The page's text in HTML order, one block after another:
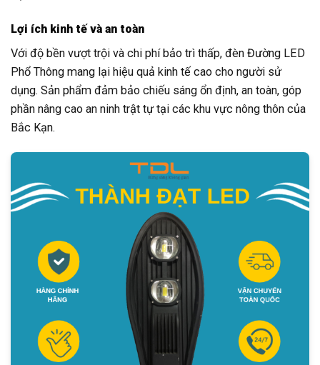
Lợi ích kinh tế và an toàn
Với độ bền vượt trội và chi phí bảo trì thấp, đèn Đường LED
Phổ Thông mang lại hiệu quả kinh tế cao cho người sử
dụng. Sản phẩm đảm bảo chiếu sáng ổn định, an toàn, góp
phần nâng cao an ninh trật tự tại các khu vực nông thôn của
Bắc Kạn.